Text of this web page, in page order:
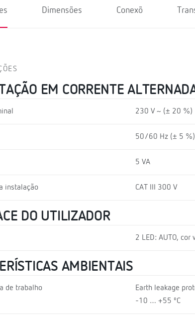
Dimensões Conexõ
EM CORRENTE
230 V ~ (± 20 %)
50/60 Hz (± 5 %)
5 VA
instalação CAT III 300 V
DO UTILIZADOR
2 LED: AUTO, cor
AMBIENTAIS
de trabalho
Earth leakage
-10 … +55 ºC